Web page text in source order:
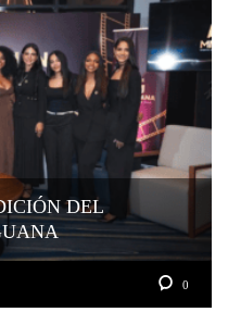
DEL
0